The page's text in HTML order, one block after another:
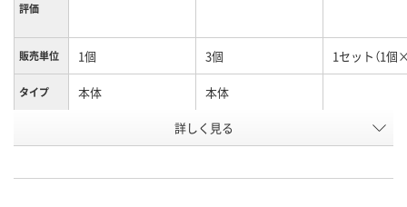
評価
販売単位 1個 3個 1セット（1個
タイプ 本体 本体
U471855 AWH2604
詳しく見る